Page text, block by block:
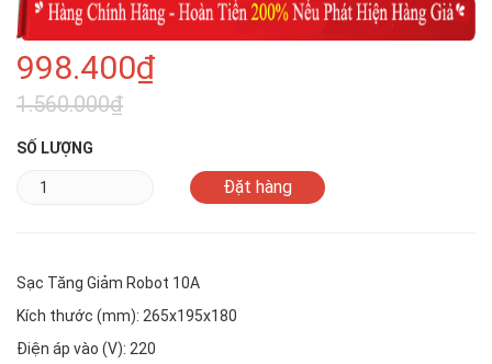
998.400₫
1.560.000₫
SỐ LƯỢNG
Sạc Tăng Giảm Robot 10A
Kích thước (mm): 265x195x180
Điện áp vào (V): 220